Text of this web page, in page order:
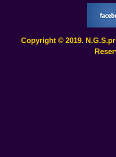
Copyright © 2019.